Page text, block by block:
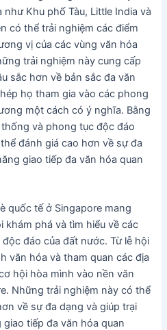
Khu phố Tàu, Little India và
có thể trải nghiệm các điểm
vị của các vùng văn hóa
trải nghiệm này cung cấp
sắc hơn về bản sắc đa văn
họ tham gia vào các phong
một cách có ý nghĩa. Bằng
và phong tục độc đáo
đánh giá cao hơn về sự đa
giao tiếp đa văn hóa quan
quốc tế ở Singapore mang
khám phá và tìm hiểu về các
đáo của đất nước. Từ lễ hội
văn hóa và tham quan các địa
hội hòa mình vào nền văn
Những trải nghiệm này có thể
về sự đa dạng và giúp trại
tiếp đa văn hóa quan